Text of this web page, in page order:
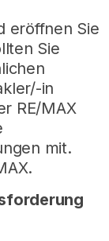
eröffnen Sie
Sie
in
RE/MAX
mit.